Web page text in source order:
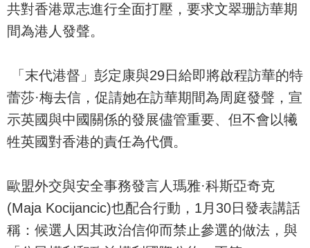
共對香港眾志進行全面打壓，要求文翠珊訪華期
間為港人發聲。
「末代港督」彭定康與29日給即將啟程訪華的特
蕾莎·梅去信，促請她在訪華期間為周庭發聲，宣
示英國與中國關係的發展儘管重要、但不會以犧
牲英國對香港的責任為代價。
歐盟外交與安全事務發言人瑪雅·科斯亞奇克
(Maja Kocijancic)也配合行動，1月30日發表講話
稱：候選人因其政治信仰而禁止參選的做法，與